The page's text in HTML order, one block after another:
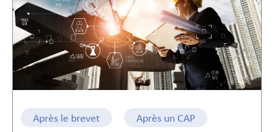
Après le brevet Après un CAP